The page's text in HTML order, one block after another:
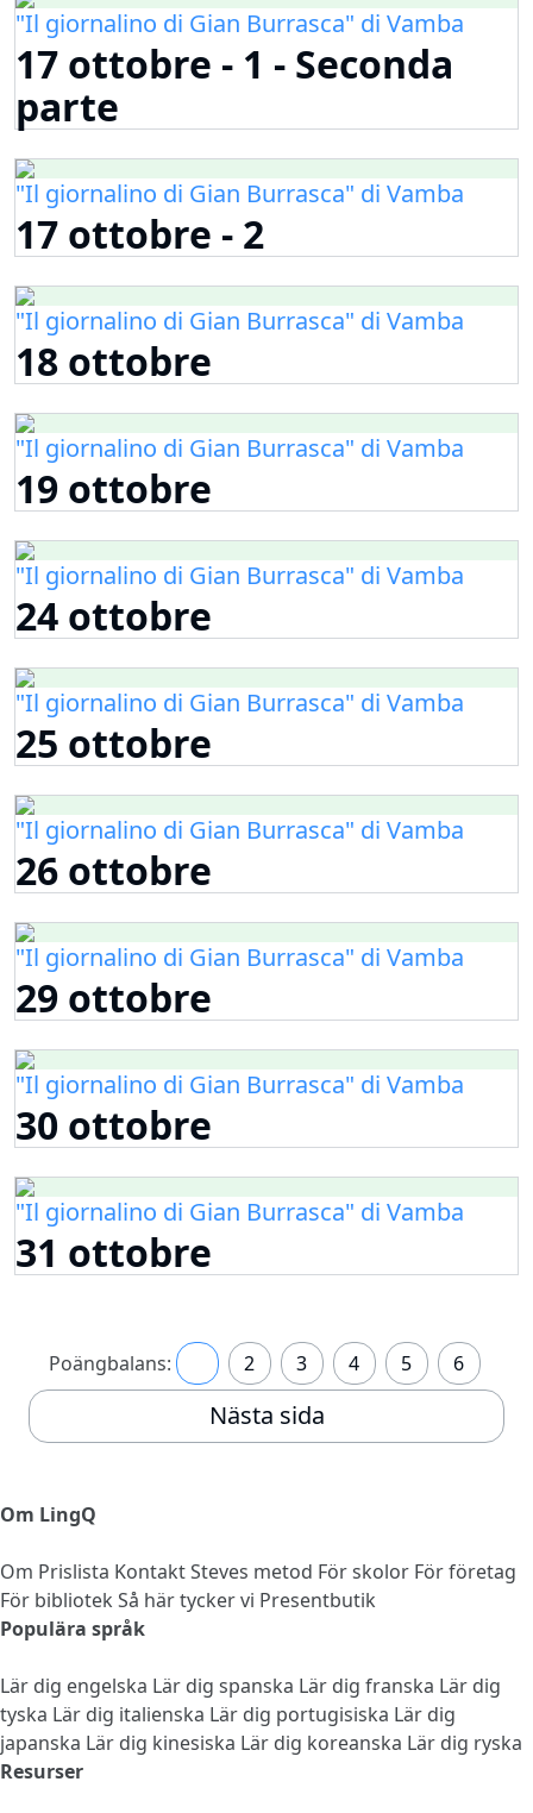
"Il giornalino di Gian Burrasca" di Vamba
17 ottobre - 1 - Seconda
parte
"Il giornalino di Gian Burrasca" di Vamba
17 ottobre - 2
"Il giornalino di Gian Burrasca" di Vamba
18 ottobre
"Il giornalino di Gian Burrasca" di Vamba
19 ottobre
"Il giornalino di Gian Burrasca" di Vamba
24 ottobre
"Il giornalino di Gian Burrasca" di Vamba
25 ottobre
"Il giornalino di Gian Burrasca" di Vamba
26 ottobre
"Il giornalino di Gian Burrasca" di Vamba
29 ottobre
"Il giornalino di Gian Burrasca" di Vamba
30 ottobre
"Il giornalino di Gian Burrasca" di Vamba
31 ottobre
Poängbalans: 2 3 4 5 6
Nästa sida
Om LingQ
Om Prislista KontaktSteves metod För skolor För företag
För bibliotek Så här tycker vi Presentbutik
Populära språk
Lär dig engelska Lär dig spanska Lär dig franska Lär dig
tyska Lär dig italienska Lär dig portugisiska Lär dig
japanska Lär dig kinesiska Lär dig koreanska Lär dig ryska
Resurser